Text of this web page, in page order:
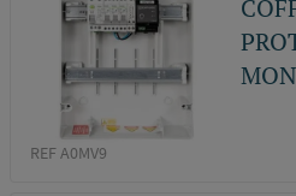
REF A0MV9